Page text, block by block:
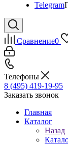
Telegram
Сравнение0
Телефоны
8 (495) 419-19-95
Заказать звонок
Главная
Каталог
Назад